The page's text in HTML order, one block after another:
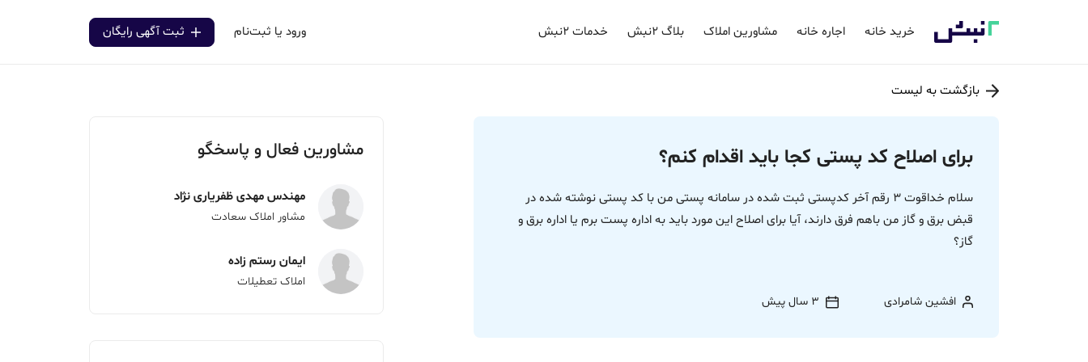
خرید خانه اجاره خانه مشاورین املاک بلاگ ۲نبش خدمات ۲نبش ورود یا ثبت‌نام ثبت آگهی رایگان
بازگشت به لیست
برای اصلاح کد پستی کجا باید اقدام کنم؟
سلام خداقوت 3 رقم آخر کدپستی ثبت شده در سامانه پستی من با کد پستی نوشته شده در
قبض برق و گاز من باهم فرق دارند، آیا برای اصلاح این مورد باید به اداره پست برم یا اداره برق و
گاز؟
افشین شامرادی 3 سال پیش
مشاورین فعال و پاسخگو
مهندس مهدی ظفریاری نژاد
مشاور املاک سعادت
ایمان رستم زاده
املاک تعطیلات